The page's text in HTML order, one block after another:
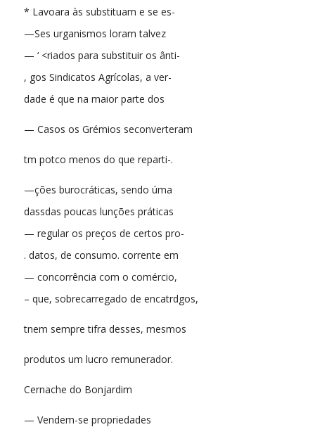
* Lavoara às substituam e se es-
—Ses urganismos loram talvez
— ‘ <riados para substituir os ânti-
, gos Sindicatos Agrícolas, a ver-
dade é que na maior parte dos
— Casos os Grémios seconverteram
tm potco menos do que reparti-.
—ções burocráticas, sendo úma
dassdas poucas lunções práticas
— regular os preços de certos pro-
. datos, de consumo. corrente em
— concorrência com o comércio,
– que, sobrecarregado de encatrdgos,
tnem sempre tifra desses, mesmos
produtos um lucro remunerador.
Cernache do Bonjardim
— Vendem-se propriedades